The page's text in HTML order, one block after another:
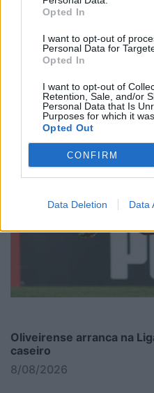
Opted In
I want to opt-out of
Personal Data for
Opted In
I want to opt-out of
Retention, Sale, and/or
Personal Data that Is
Purposes for which it
Opted Out
CONFIRM
Data Deletion Data
8/08/2026
Oliveirense arranca na
caseiro
8/08/2026